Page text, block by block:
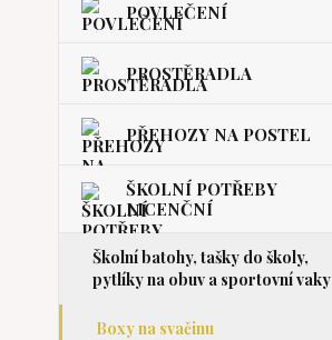
POVLEČENÍ
PROSTĚRADLA
PŘEHOZY NA POSTEL
ŠKOLNÍ POTŘEBY
LICENČNÍ
Školní batohy, tašky do školy,
pytlíky na obuv a sportovní vaky
Boxy na svačinu